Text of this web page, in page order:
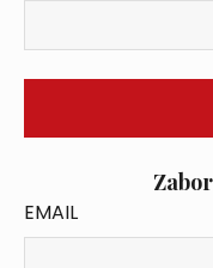
EMAIL